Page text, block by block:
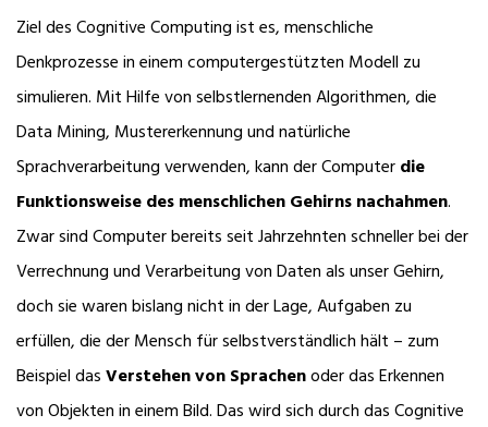
Ziel des Cognitive Computing ist es, menschliche
Denkprozesse in einem computergestützten Modell zu
simulieren. Mit Hilfe von selbstlernenden Algorithmen, die
Data Mining, Mustererkennung und natürliche
Sprachverarbeitung verwenden, kann der Computerdie
Funktionsweise des menschlichen Gehirns nachahmen.
Zwar sind Computer bereits seit Jahrzehnten schneller bei der
Verrechnung und Verarbeitung von Daten als unser Gehirn,
doch sie waren bislang nicht in der Lage, Aufgaben zu
erfüllen, die der Mensch für selbstverständlich hält – zum
Beispiel dasVerstehen von Sprachenoder das Erkennen
von Objekten in einem Bild. Das wird sich durch das Cognitive